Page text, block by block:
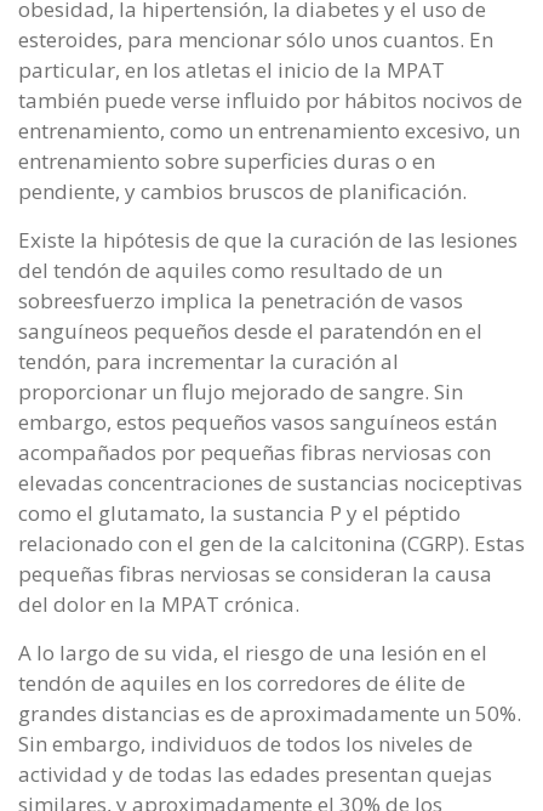
obesidad, la hipertensión, la diabetes y el uso de
esteroides, para mencionar sólo unos cuantos. En
particular, en los atletas el inicio de la MPAT
también puede verse influido por hábitos nocivos de
entrenamiento, como un entrenamiento excesivo, un
entrenamiento sobre superficies duras o en
pendiente, y cambios bruscos de planificación.
Existe la hipótesis de que la curación de las lesiones
del tendón de aquiles como resultado de un
sobreesfuerzo implica la penetración de vasos
sanguíneos pequeños desde el paratendón en el
tendón, para incrementar la curación al
proporcionar un flujo mejorado de sangre. Sin
embargo, estos pequeños vasos sanguíneos están
acompañados por pequeñas fibras nerviosas con
elevadas concentraciones de sustancias nociceptivas
como el glutamato, la sustancia P y el péptido
relacionado con el gen de la calcitonina (CGRP). Estas
pequeñas fibras nerviosas se consideran la causa
del dolor en la MPAT crónica.
A lo largo de su vida, el riesgo de una lesión en el
tendón de aquiles en los corredores de élite de
grandes distancias es de aproximadamente un 50%.
Sin embargo, individuos de todos los niveles de
actividad y de todas las edades presentan quejas
similares, y aproximadamente el 30% de los